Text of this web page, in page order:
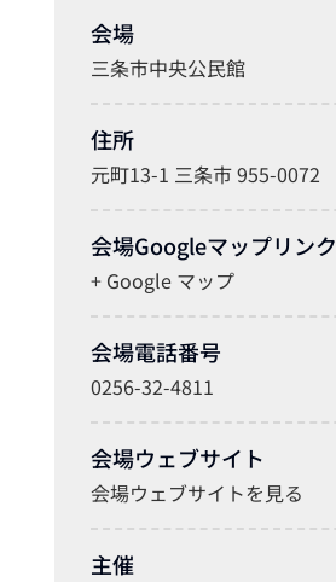
会場
三条市中央公民館
住所
元町13-1 三条市 955-0072
会場Googleマップリンク
+ Google マップ
会場電話番号
0256-32-4811
会場ウェブサイト
会場ウェブサイトを見る
主催